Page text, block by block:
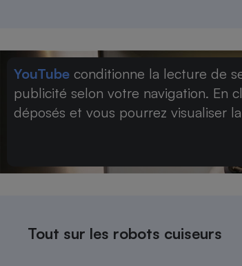
YouTube conditionne la lecture de
publicité selon votre navigation. En
déposés et vous pourrez visualiser
Tout sur les robots cuiseurs